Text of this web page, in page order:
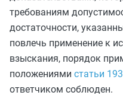
требованиям
достаточности,
повлечь применение к
взыскания, порядок
положениями статьи
ответчиком соблюден.